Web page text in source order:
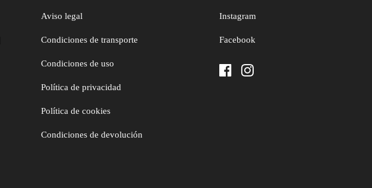
Aviso legal
Condiciones de transporte
Condiciones de uso
Política de privacidad
Política de cookies
Condiciones de devolución
Instagram
Facebook